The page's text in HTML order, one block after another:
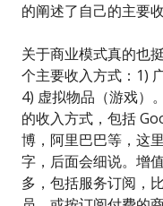
的阐述了自己的主要
关于商业模式真的也
个主要收入方式：1)
4) 虚拟物品（游戏）
的收入方式，包括
博，阿里巴巴等，这
字，后面会细说。增
多，包括服务订阅，